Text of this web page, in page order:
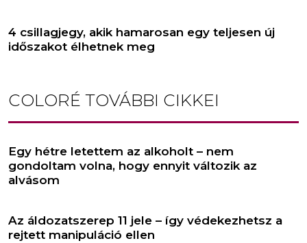
4 csillagjegy, akik hamarosan egy teljesen új
időszakot élhetnek meg
COLORÉ TOVÁBBI CIKKEI
Egy hétre letettem az alkoholt – nem
gondoltam volna, hogy ennyit változik az
alvásom
Az áldozatszerep 11 jele – így védekezhetsz a
rejtett manipuláció ellen